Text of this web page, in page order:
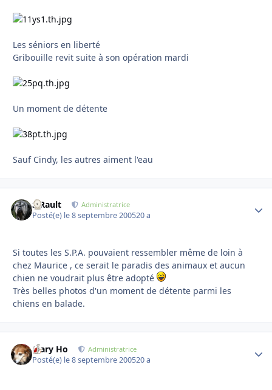
Les séniors en liberté
Gribouille revit suite à son opération mardi
Un moment de détente
Sauf Cindy, les autres aiment l'eau
S.Rault Administratrice
Posté(e) le 8 septembre 200520 a
Si toutes les S.P.A. pouvaient ressembler même de loin à
chez Maurice , ce serait le paradis des animaux et aucun
chien ne voudrait plus être adopté
Très belles photos d'un moment de détente parmi les
chiens en balade.
Mary Ho Administratrice
Posté(e) le 8 septembre 200520 a